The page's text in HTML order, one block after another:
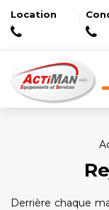
Location
Derrière chaque